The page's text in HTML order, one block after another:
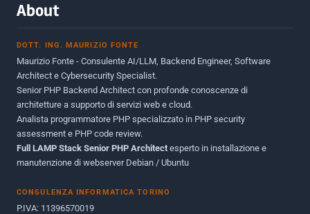
Giugno 2012
Maggio 2011
Dicembre 2010
Ottobre 2010
Maggio 2010
Giugno 2009
About
DOTT. ING. MAURIZIO FONTE
Maurizio Fonte - Consulente AI/LLM, Backend Engineer, Software
Architect e Cybersecurity Specialist.
Senior PHP Backend Architect con profonde conoscenze di
architetture a supporto di servizi web e cloud.
Analista programmatore PHP specializzato in PHP security
assessment e PHP code review.
Full LAMP Stack Senior PHP Architect esperto in installazione e
manutenzione di webserver Debian / Ubuntu
CONSULENZA INFORMATICA TORINO
P.IVA: 11396570019